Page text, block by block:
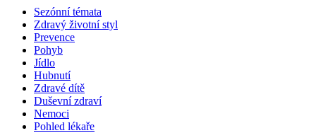
Sezónní témata
Zdravý životní styl
Prevence
Pohyb
Jídlo
Hubnutí
Zdravé dítě
Duševní zdraví
Nemoci
Pohled lékaře